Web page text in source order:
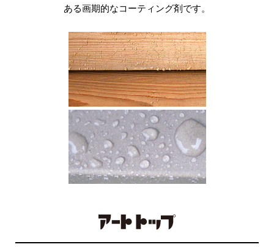
ある画期的なコーティング剤です。
お選びいただけます。
施工は1日で完了します。
耐久性や防カビ効果をプラス。